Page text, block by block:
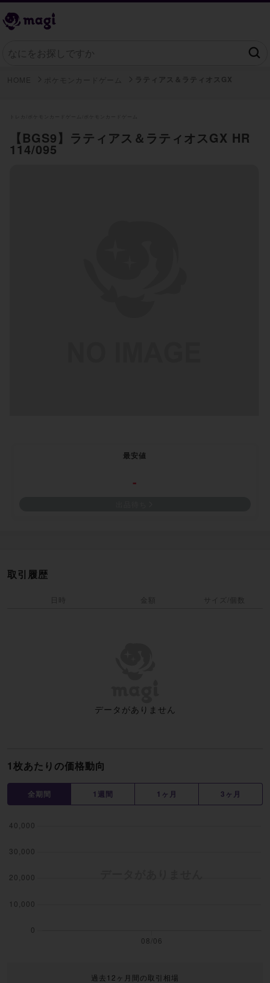
【BGS9】ラティアス＆ラティオスGX HR
114/095
最安値
-
1枚あたりの価格動向
全期間 1週間 1ヶ月 3ヶ月
過去12ヶ月間の取引相場
取引履歴
日時 金額 サイズ/個数
データがありません